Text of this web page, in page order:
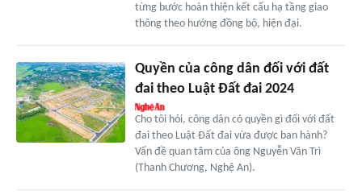
từng bước hoàn thiện kết cấu hạ tầng giao
thông theo hướng đồng bộ, hiện đại.
Quyền của công dân đối với đất
đai theo Luật Đất đai 2024
Cho tôi hỏi, công dân có quyền gì đối với đất
đai theo Luật Đất đai vừa được ban hành?
Vấn đề quan tâm của ông Nguyễn Văn Trì
(Thanh Chương, Nghệ An).